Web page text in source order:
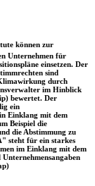
können zur
Unternehmen für
einsetzen. Der
sind
durch
im Hinblick
bewertet. Der
ein
Einklang mit dem
Beispiel die
die Abstimmung zu
steht für ein starkes
im Einklang mit dem